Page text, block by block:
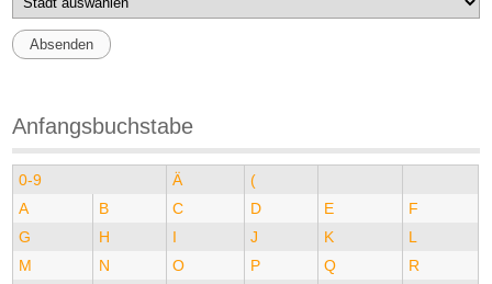
Anfangsbuchstabe
0-9 Ä
(
A
B C D E
F
G
H I J K
L
M
N O P Q
R